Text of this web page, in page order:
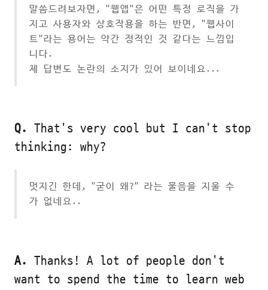
말씀드려보자면, "웹앱"은 어떤 특정 로직을 가
지고 사용자와 상호작용을 하는 반면, "웹사이
트"라는 용어는 약간 정적인 것 같다는 느낌입
니다.
제 답변도 논란의 소지가 있어 보이네요...
Q.
That's very cool but I can't stop
thinking: why?
멋지긴 한데, "굳이 왜?" 라는 물음을 지울 수
가 없네요..
A.
Thanks! A lot of people don't
want to spend the time to learn web